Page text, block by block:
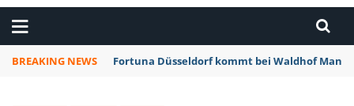
BREAKING NEWS Fortuna Düsseldorf kommt bei Waldhof